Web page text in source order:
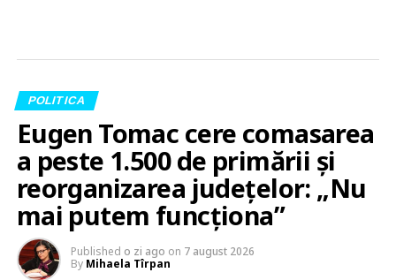
POLITICA
Eugen Tomac cere comasarea
a peste 1.500 de primării și
reorganizarea județelor: „Nu
mai putem funcționa”
Published o zi ago on 7 august 2026
By Mihaela Tîrpan